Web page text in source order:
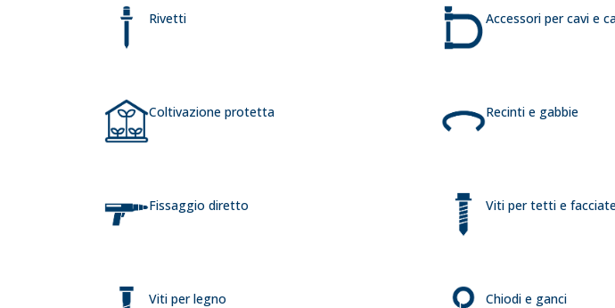
Rivetti Accessori per cavi e
Coltivazione protetta Recinti e gabbie
Fissaggio diretto Viti per tetti e
Viti per legno Chiodi e ganci